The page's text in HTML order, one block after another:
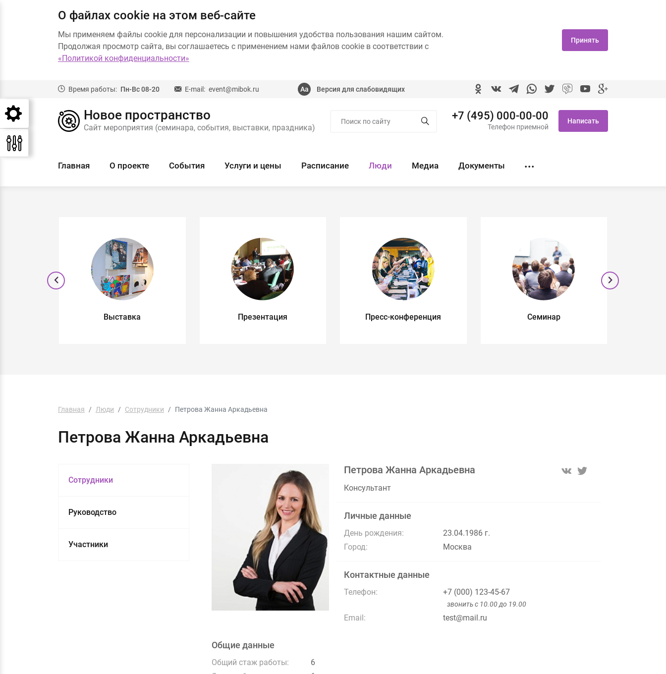
О файлах cookie на этом веб-сайте
Мы применяем файлы cookie для персонализации и повышения удобства пользования нашим сайтом.
Продолжая просмотр сайта, вы соглашаетесь с применением нами файлов cookie в соответствии с
«Политикой конфиденциальности»
Принять
Время работы: Пн-Вс 08-20 E-mail: event@mibok.ru Версия для слабовидящих
Новое пространство
Сайт мероприятия (семинара, события, выставки, праздника)
+7 (495) 000-00-00
Телефон приемной
Написать
Главная О проекте События Услуги и цены Расписание Люди Медиа Документы
Выставка Презентация Пресс-конференция Семинар
Главная Люди Сотрудники Петрова Жанна Аркадьевна
Петрова Жанна Аркадьевна
Сотрудники
Руководство
Участники
Петрова Жанна Аркадьевна
Консультант
Личные данные
День рождения:
23.04.1986 г.
Город:
Москва
Контактные данные
Телефон: +7 (000) 123-45-67
звонить с 10.00 до 19.00
Email: test@mail.ru
Общие данные
Общий стаж работы:
6